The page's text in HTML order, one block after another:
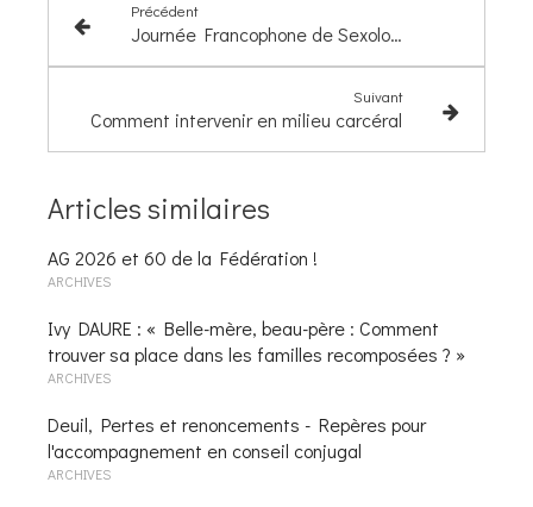
Précédent
Journée Francophone de Sexologie et de Santé Sexuelle le samedi 10 septembre 2022
Suivant
Comment intervenir en milieu carcéral
Articles similaires
AG 2026 et 60 de la Fédération !
ARCHIVES
Ivy DAURE : « Belle-mère, beau-père : Comment
trouver sa place dans les familles recomposées ? »
ARCHIVES
Deuil, Pertes et renoncements - Repères pour
l'accompagnement en conseil conjugal
ARCHIVES